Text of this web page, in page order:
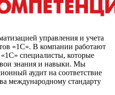
управления и учета
«1С». В компании работают
специалисты, которые
знания и навыки. Мы
аудит на соответствие
международному стандарту